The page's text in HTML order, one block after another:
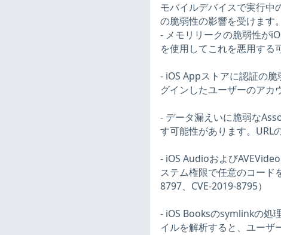
モバイルデバイスで実行中
の脆弱性の影響を受けます。
- メモリリークの脆弱性が
を使用してこれを悪用する
- iOS Appストアに認証の
グインしたユーザーのアカ
- データ漏えいに脆弱な
す可能性があります。URL
- iOS Audioおよび
ステム権限で任意のコード
8797、CVE-2019-8795）
- iOS Booksのsymlinkの処
イルを解析すると、ユーザ